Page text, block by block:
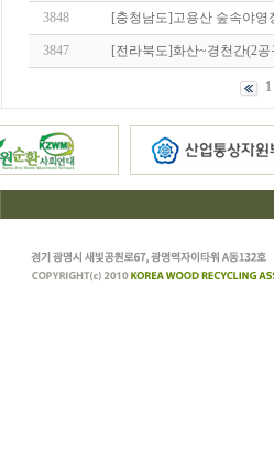
3848 [충청남도]고용산 숲속야
3847 [전라북도]화산~경천간(2
1